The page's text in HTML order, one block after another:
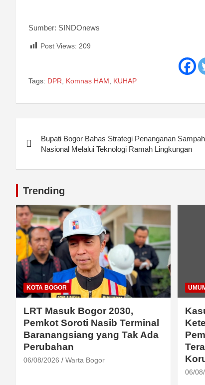
Sumber: SINDOnews
Post Views: 209
Tags: DPR, Komnas HAM, KUHAP
navigation
Bupati Bogor Bahas Strategi Penanganan Sampah
Nasional Melalui Teknologi Ramah Lingkungan
Trending
KOTA BOGOR
LRT Masuk Bogor 2030,
Pemkot Soroti Nasib Terminal
Baranangsiang yang Tak Ada
Perubahan
06/08/2026 Warta Bogor
06/